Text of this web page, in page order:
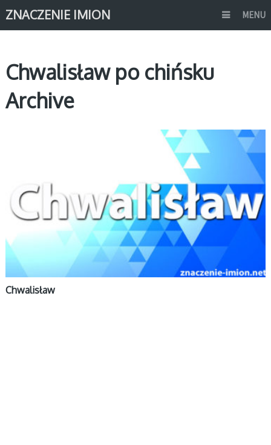
ZNACZENIE IMION MENU
Chwalisław po chińsku
Archive
Chwalisław